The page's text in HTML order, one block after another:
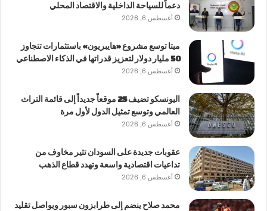
دعماً للسياحة الداخلية والاقتصاد المحلي
أغسطس 6, 2026
ميتا توسع مشروع «هايبريون» باستثمارات تتجاوز
50 مليار دولار لتعزيز قدراتها في الذكاء الاصطناعي
أغسطس 6, 2026
اليونسكو تضيف 25 موقعاً جديداً إلى قائمة التراث
العالمي وتوسع تمثيل الدول لأول مرة
أغسطس 6, 2026
عقوبات جديدة على السودان تثير مخاوف من
تداعيات اقتصادية واسعة وتهدد قطاع الذهب
أغسطس 6, 2026
محمد صلاح ينضم إلى طرابزون سبور ويواصل تقليد